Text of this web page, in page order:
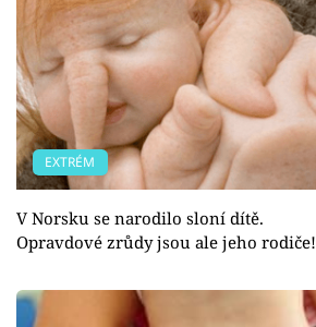
EXTRÉM
V Norsku se narodilo sloní dítě.
Opravdové zrůdy jsou ale jeho rodiče!